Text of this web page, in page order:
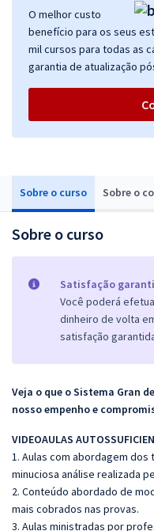
Sobre o curso Sobre o
Sobre o curso
Satisfação
Você poderá
dinheiro de volta
satisfação
Veja o que o Sistema Gran
nosso empenho e
VIDEOAULAS
1. Aulas com abordagem
minuciosa análise realizada
2. Conteúdo abordado de
mais cobrados nas provas.
3. Aulas ministradas por
O melhor custo
benefício para os seus
mil cursos para todas as
garantia de atualização